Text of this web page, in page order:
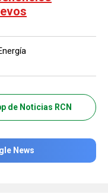
de Noticias RCN
News